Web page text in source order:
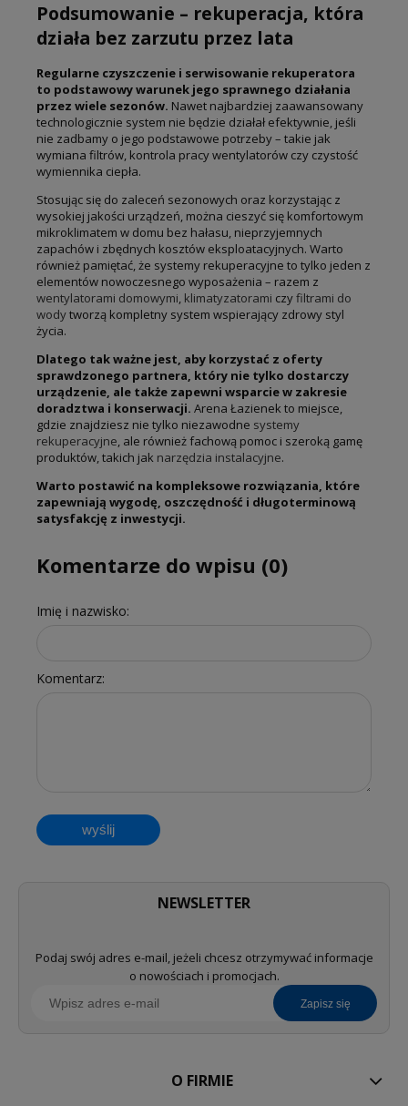
Podsumowanie – rekuperacja, która
działa bez zarzutu przez lata
Regularne czyszczenie i serwisowanie rekuperatora
to podstawowy warunek jego sprawnego działania
przez wiele sezonów. Nawet najbardziej zaawansowany
technologicznie system nie będzie działał efektywnie, jeśli
nie zadbamy o jego podstawowe potrzeby – takie jak
wymiana filtrów, kontrola pracy wentylatorów czy czystość
wymiennika ciepła.
Stosując się do zaleceń sezonowych oraz korzystając z
wysokiej jakości urządzeń, można cieszyć się komfortowym
mikroklimatem w domu bez hałasu, nieprzyjemnych
zapachów i zbędnych kosztów eksploatacyjnych. Warto
również pamiętać, że systemy rekuperacyjne to tylko jeden z
elementów nowoczesnego wyposażenia – razem z
wentylatorami domowymi, klimatyzatorami czyfiltrami do
wodytworzą kompletny system wspierający zdrowy styl
życia.
Dlatego tak ważne jest, aby korzystać z oferty
sprawdzonego partnera, który nie tylko dostarczy
urządzenie, ale także zapewni wsparcie w zakresie
doradztwa i konserwacji. Arena Łazienek to miejsce,
gdzie znajdziesz nie tylko niezawodne systemy
rekuperacyjne, ale również fachową pomoc i szeroką gamę
produktów, takich jak narzędzia instalacyjne.
Warto postawić na kompleksowe rozwiązania, które
zapewniają wygodę, oszczędność i długoterminową
satysfakcję z inwestycji.
Komentarze do wpisu (0)
Imię i nazwisko:
Komentarz:
wyślij
NEWSLETTER
Podaj swój adres e-mail, jeżeli chcesz otrzymywać informacje
o nowościach i promocjach.
zapisz się
O FIRMIE